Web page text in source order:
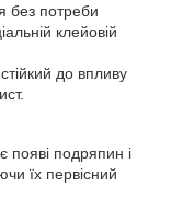
без потреби
клейовій
до впливу
появі подряпин і
їх первісний